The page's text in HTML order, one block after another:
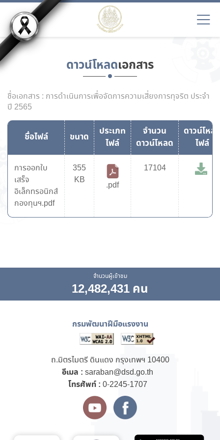
ดาวน์โหลดเอกสาร
ชื่อเอกสาร : การดำเนินการเพื่อจัดการความเสี่ยงการทุจริต ประจำ
ปี 2565
ชื่อไฟล์ ขนาด
ประเภท
ไฟล์
จำนวน
ดาวน์โหลด
ดาวน์โหล
ไฟล์
การออกใบ
เสร็จ
อิเล็กทรอนิกส์
กองทุนฯ.pdf
355
KB
.pdf
17104
จำนวนผู้เข้าชม
12,482,431 คน
กรมพัฒนาฝีมือแรงงาน
ถ.มิตรไมตรี ดินแดง กรุงเทพฯ 10400
อีเมล : saraban@dsd.go.th
โทรศัพท์ : 0-2245-1707